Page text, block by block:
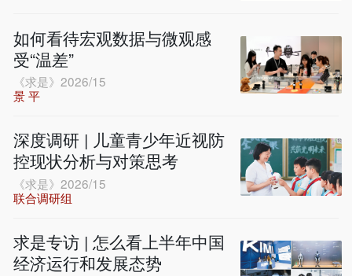
如何看待宏观数据与微观感
受“温差”
《求是》2026/15
景 平
深度调研 | 儿童青少年近视防
控现状分析与对策思考
《求是》2026/15
联合调研组
求是专访 | 怎么看上半年中国
经济运行和发展态势